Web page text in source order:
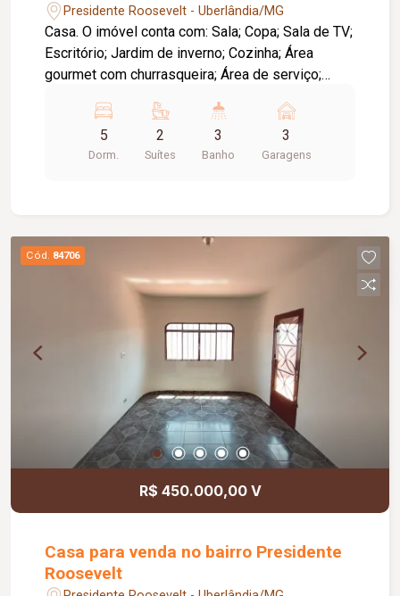
Presidente Roosevelt - Uberlândia/MG
Casa. O imóvel conta com: Sala; Copa; Sala de TV;
Escritório; Jardim de inverno; Cozinha; Área
gourmet com churrasqueira; Área de serviço;
Ambientes amplos e bem distribuídos,
proporcionando conforto e praticidade; Espaço
gourmet ideal para receber familiares e amigos.
5
Dorm.
2
Suítes
3
Banho
3
Garagens
Cód. 84706
R$ 450.000,00 V
Casa para venda no bairro Presidente
Roosevelt